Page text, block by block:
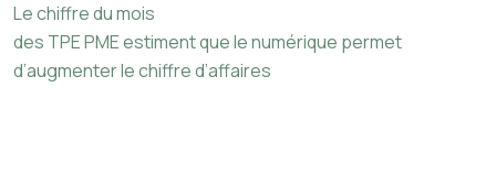
Le chiffre du mois
des TPE PME estiment que le numérique permet
d’augmenter le chiffre d’affaires